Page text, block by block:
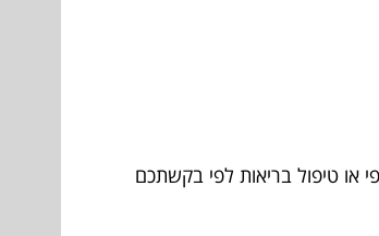
או טיפול בריאות לפי בקשתכם